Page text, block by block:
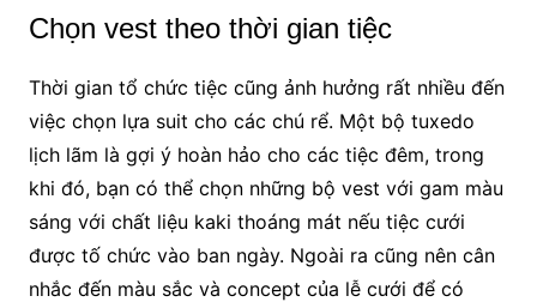
Chọn vest theo thời gian tiệc
Thời gian tổ chức tiệc cũng ảnh hưởng rất nhiều đến
việc chọn lựa suit cho các chú rể. Một bộ tuxedo
lịch lãm là gợi ý hoàn hảo cho các tiệc đêm, trong
khi đó, bạn có thể chọn những bộ vest với gam màu
sáng với chất liệu kaki thoáng mát nếu tiệc cưới
được tố chức vào ban ngày. Ngoài ra cũng nên cân
nhắc đến màu sắc và concept của lễ cưới để có